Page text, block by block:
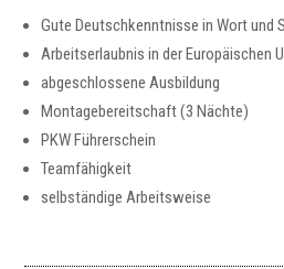
Gute Deutschkenntnisse in Wort und
Arbeitserlaubnis in der Europäischen
abgeschlossene Ausbildung
Montagebereitschaft (3 Nächte)
PKW Führerschein
Teamfähigkeit
selbständige Arbeitsweise